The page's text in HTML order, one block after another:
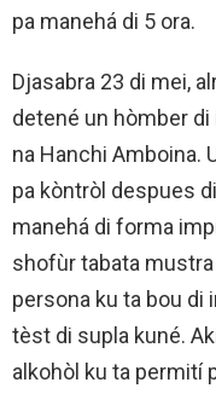
pa manehá di 5 ora.
Djasabra 23 di mei,
detené un hòmber di
na Hanchi Amboina.
pa kòntròl despues
manehá di forma
shofùr tabata
persona ku ta bou di
tèst di supla kuné.
alkohòl ku ta permití